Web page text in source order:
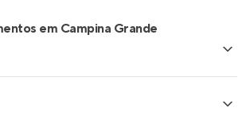
em Campina Grande